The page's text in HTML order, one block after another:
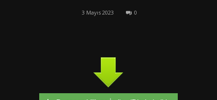
3 Mayıs 2023 0